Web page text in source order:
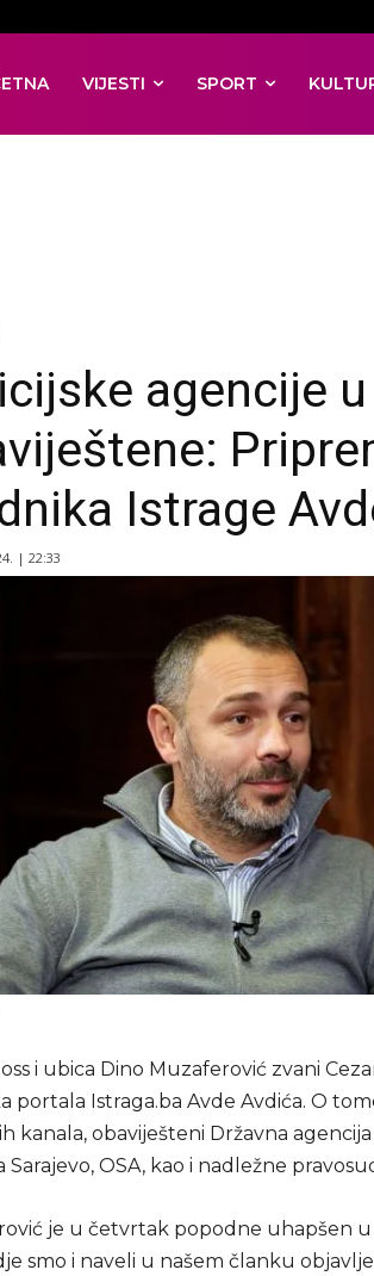
VIJESTI SPORT
agencije u
Istrage
| 22:33
i ubica Dino Muzaferović zvani
portala Istraga.ba Avde Avdića. O
kanala, obaviješteni Državna
Sarajevo, OSA, kao i nadležne
je u četvrtak popodne uhapšen u
smo i naveli u našem članku